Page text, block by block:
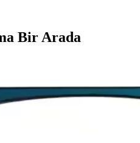
Bir Arada